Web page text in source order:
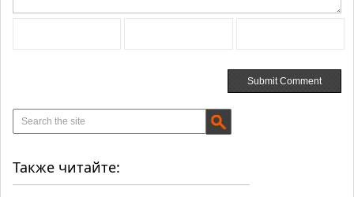
Также читайте: